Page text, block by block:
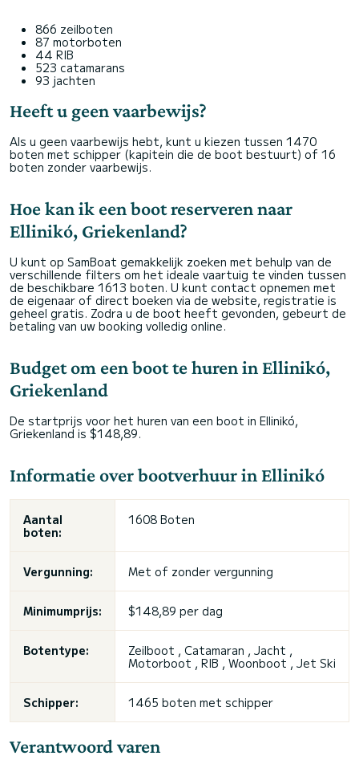
866 zeilboten
87 motorboten
44 RIB
523 catamarans
93 jachten
Heeft u geen vaarbewijs?
Als u geen vaarbewijs hebt, kunt u kiezen tussen 1470
boten met schipper (kapitein die de boot bestuurt) of 16
boten zonder vaarbewijs.
Hoe kan ik een boot reserveren naar
Ellinikó, Griekenland?
U kunt op SamBoat gemakkelijk zoeken met behulp van de
verschillende filters om het ideale vaartuig te vinden tussen
de beschikbare 1613 boten. U kunt contact opnemen met
de eigenaar of direct boeken via de website, registratie is
geheel gratis. Zodra u de boot heeft gevonden, gebeurt de
betaling van uw booking volledig online.
Budget om een boot te huren in Ellinikó,
Griekenland
De startprijs voor het huren van een boot in Ellinikó,
Griekenland is $148,89.
Informatie over bootverhuur in Ellinikó
Aantal
boten:
1608 Boten
Vergunning: Met of zonder vergunning
Minimumprijs: $148,89 per dag
Botentype:
Zeilboot , Catamaran , Jacht ,
Motorboot , RIB , Woonboot , Jet Ski
Schipper: 1465 boten met schipper
Verantwoord varen